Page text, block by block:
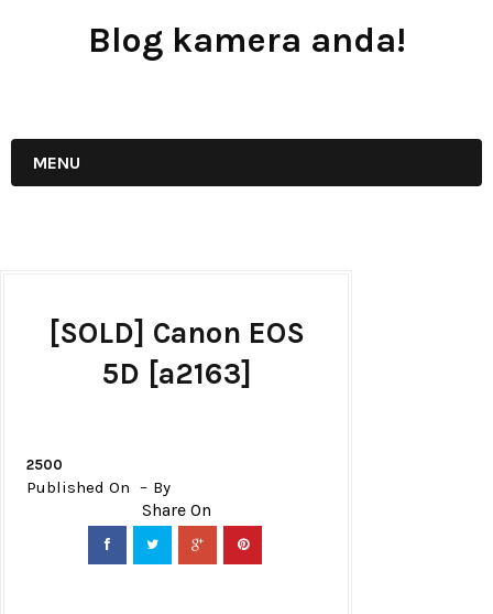
Blog kamera anda!
MENU
[SOLD] Canon EOS
5D [a2163]
2500
Published On By